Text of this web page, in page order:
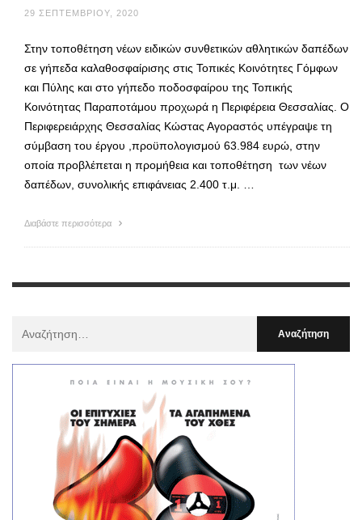
29 ΣΕΠΤΕΜΒΡΊΟΥ, 2020
Στην τοποθέτηση νέων ειδικών συνθετικών αθλητικών δαπέδων
σε γήπεδα καλαθοσφαίρισης στις Τοπικές Κοινότητες Γόμφων
και Πύλης και στο γήπεδο ποδοσφαίρου της Τοπικής
Κοινότητας Παραποτάμου προχωρά η Περιφέρεια Θεσσαλίας. Ο
Περιφερειάρχης Θεσσαλίας Κώστας Αγοραστός υπέγραψε τη
σύμβαση του έργου ,προϋπολογισμού 63.984 ευρώ, στην
οποία προβλέπεται η προμήθεια και τοποθέτηση των νέων
δαπέδων, συνολικής επιφάνειας 2.400 τ.μ. …
Διαβάστε περισσότερα
: